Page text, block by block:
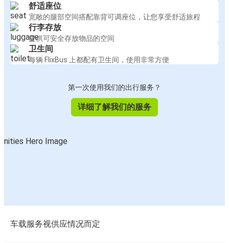
舒适座位
宽敞的腿部空间搭配靠背可调座位，让您享受舒适旅程
行李存放
提供可安全存放物品的空间
卫生间
每辆 FlixBus 上都配有卫生间，使用非常方便
第一次使用我们的出行服务？
详细了解我们的服务
车载服务视供应情况而定